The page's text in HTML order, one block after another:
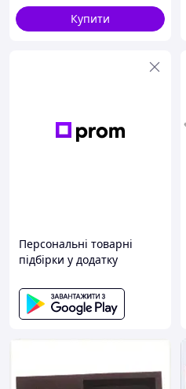
Купити
Персональні товарні
підбірки у додатку